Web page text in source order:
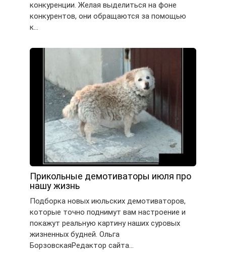
конкуренции. Желая выделиться на фоне
конкурентов, они обращаются за помощью
к…
Прикольные демотиваторы июля про
нашу жизнь
Подборка новых июльских демотиваторов,
которые точно поднимут вам настроение и
покажут реальную картину наших суровых
жизненных будней. Ольга
БорзовскаяРедактор сайта…